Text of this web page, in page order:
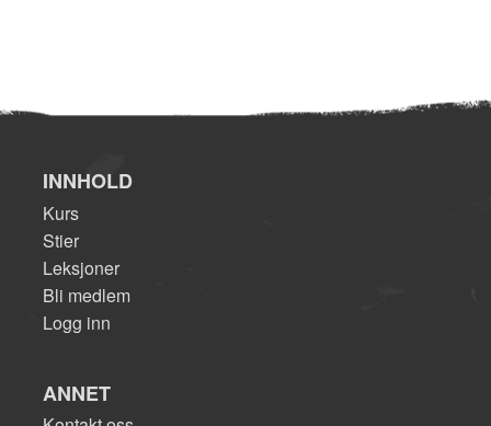
INNHOLD
Kurs
Stier
Leksjoner
Bli medlem
Logg inn
ANNET